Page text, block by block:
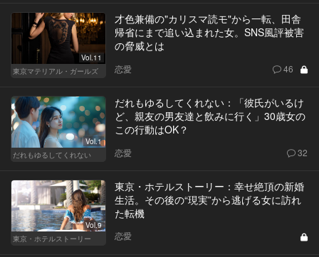
Vol.11
東京マテリアル・ガールズ
才色兼備の"カリスマ読モ"から一転、田舎
帰省にまで追い込まれた女。SNS風評被害
の脅威とは
恋愛 46
Vol.1
だれもゆるしてくれない
だれもゆるしてくれない：「彼氏がいるけ
ど、親友の男友達と飲みに行く」30歳女の
この行動はOK？
恋愛 32
Vol.9
東京・ホテルストーリー
東京・ホテルストーリー：幸せ絶頂の新婚
生活。その後の“現実”から逃げる女に訪れ
た転機
恋愛